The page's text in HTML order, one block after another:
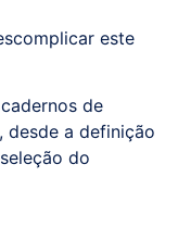
este
de
desde a definição
do